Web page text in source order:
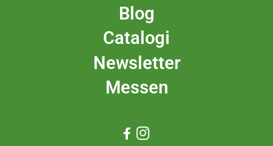
Blog
Catalogi
Newsletter
Messen
 